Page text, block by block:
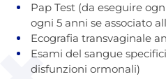
Pap Test (da eseguire
ogni 5 anni se associato
Ecografia transvaginale
Esami del sangue
disfunzioni ormonali)